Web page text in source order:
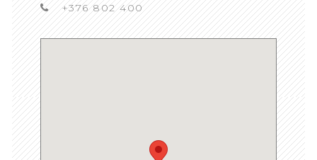
+376 802 400